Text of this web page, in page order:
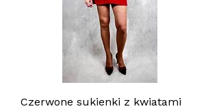
Czerwone sukienki z kwiatami